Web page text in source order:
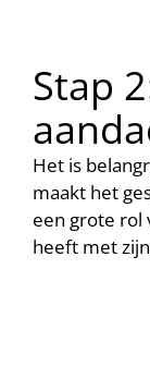
Stap
Het is
maakt het
een grote rol
heeft met